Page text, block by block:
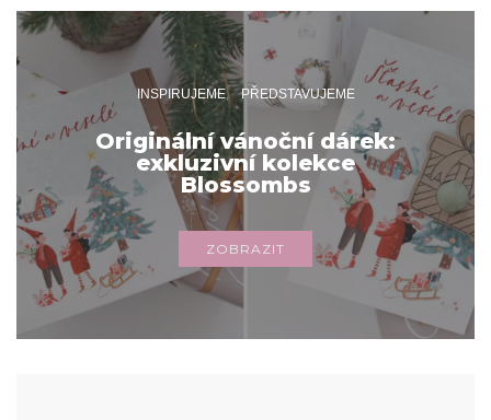
INSPIRUJEME PŘEDSTAVUJEME
Originální vánoční dárek:
exkluzivní kolekce
Blossombs
ZOBRAZIT